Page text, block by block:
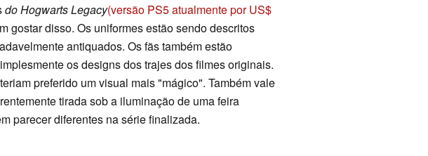
do Hogwarts Legacy(versão PS5 atualmente por US$
gostar disso. Os uniformes estão sendo descritos
antiquados. Os fãs também estão
os designs dos trajes dos filmes originais.
preferido um visual mais "mágico". Também vale
tirada sob a iluminação de uma feira
parecer diferentes na série finalizada.